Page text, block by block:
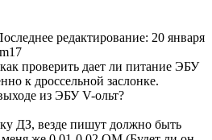
редактирование: 20 января
проверить дает ли питание ЭБУ
к дроссельной заслонке.
из ЭБУ V-ольт?
ДЗ, везде пишут должно быть